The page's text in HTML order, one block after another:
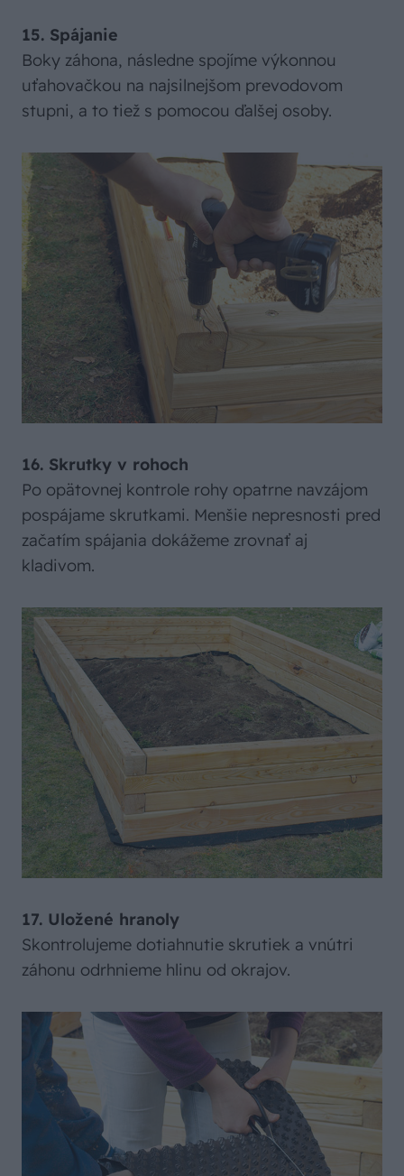
15. Spájanie
Boky záhona, následne spojíme výkonnou
uťahovačkou na najsilnejšom prevodovom
stupni, a to tiež s pomocou ďalšej osoby.
16. Skrutky v rohoch
Po opätovnej kontrole rohy opatrne navzájom
pospájame skrutkami. Menšie nepresnosti pred
začatím spájania dokážeme zrovnať aj
kladivom.
17. Uložené hranoly
Skontrolujeme dotiahnutie skrutiek a vnútri
záhonu odrhnieme hlinu od okrajov.